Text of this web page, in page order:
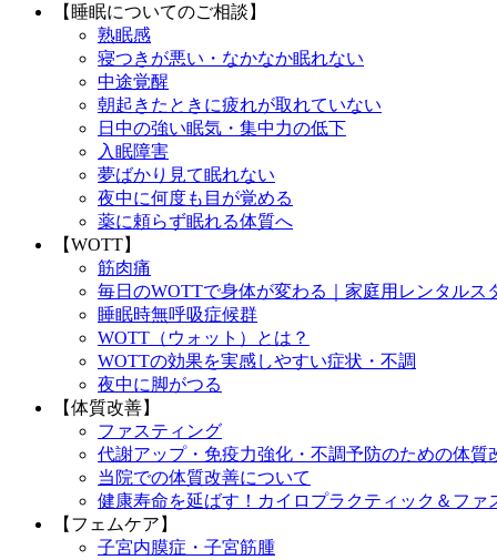
【睡眠についてのご相談】
熟眠感
寝つきが悪い・なかなか眠れない
中途覚醒
朝起きたときに疲れが取れていない
日中の強い眠気・集中力の低下
入眠障害
夢ばかり見て眠れない
夜中に何度も目が覚める
薬に頼らず眠れる体質へ
【WOTT】
筋肉痛
毎日のWOTTで身体が変わる｜家庭用レンタルス
睡眠時無呼吸症候群
WOTT（ウォット）とは？
WOTTの効果を実感しやすい症状・不調
夜中に脚がつる
【体質改善】
ファスティング
代謝アップ・免疫力強化・不調予防のための体質
当院での体質改善について
健康寿命を延ばす！カイロプラクティック＆ファ
【フェムケア】
子宮内膜症・子宮筋腫